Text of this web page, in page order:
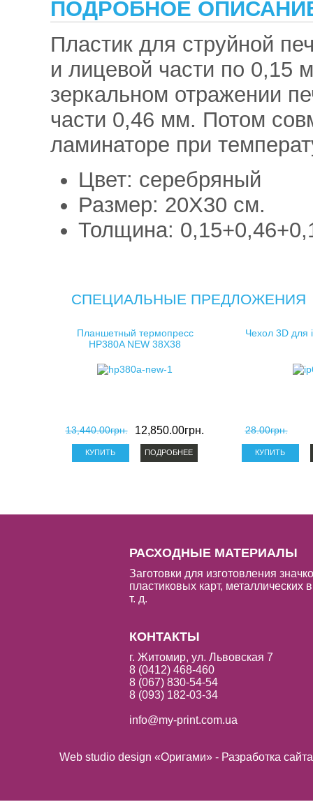
косметички
ПОДРОБНОЕ
Пластик для струйной
и лицевой части по 0,15
зеркальном отражении
части 0,46 мм. Потом
ламинаторе при
Цвет: серебряный
Размер: 20X30 см.
Толщина:
СПЕЦИАЛЬНЫЕ ПРЕДЛОЖЕНИЯ
Планшетный термопресс
HP380A NEW 38X38
13,440.00грн. 12,850.00грн.
ПОДРОБНЕЕ
Чехол 3D для
28.00грн.
РАСХОДНЫЕ МАТЕРИАЛЫ
Заготовки для изготовления
пластиковых карт, металлических
т. д.
КОНТАКТЫ
г. Житомир, ул. Львовская 7
8 (0412) 468-460
8 (067) 830-54-54
8 (093) 182-03-34
info@my-print.com.ua
Web studio design «Оригами» - Разработка